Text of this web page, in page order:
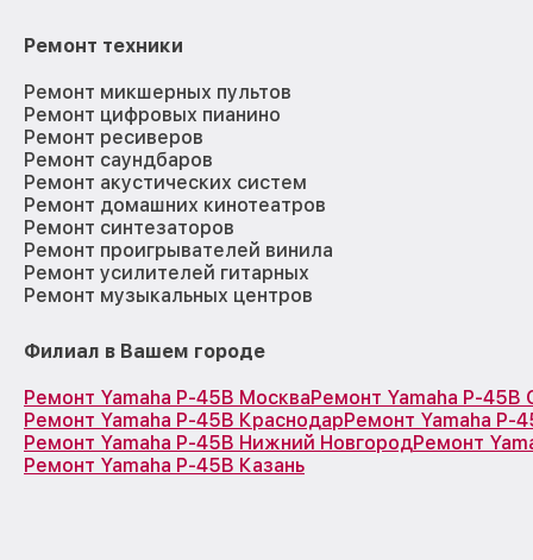
Ремонт техники
Ремонт микшерных пультов
Ремонт цифровых пианино
Ремонт ресиверов
Ремонт саундбаров
Ремонт акустических систем
Ремонт домашних кинотеатров
Ремонт синтезаторов
Ремонт проигрывателей винила
Ремонт усилителей гитарных
Ремонт музыкальных центров
Филиал в Вашем городе
Ремонт Yamaha P-45B МоскваРемонт Yamaha P-45B
Ремонт Yamaha P-45B КраснодарРемонт Yamaha P-
Ремонт Yamaha P-45B Нижний НовгородРемонт
Ремонт Yamaha P-45B Казань